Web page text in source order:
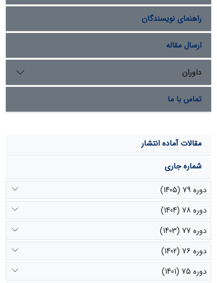
سناریوی قیمتی، 6
64 میلیارد ریال برآورد گردید. این مبلغ
معادل با 718900 ریال در هر هکتار اراضی مرتعی نوررود است.
مبالغ برآوردشدة ارزش علوفة تولیدی فقط 25 درصد کل ارزش
اکوسیستم مرتعی است که بدون هیچ‌گونه سرمایه‌گذاری و به‌
صورت موهبتی طبیعی بهره‌برداری می‌‌شود.
راهنمای نویسندگان
ارسال مقاله
داوران
تماس با ما
مقالات آماده انتشار
شماره جاری
دوره 79 (1405)
دوره 78 (1404)
دوره 77 (1403)
دوره 76 (1402)
دوره 75 (1401)